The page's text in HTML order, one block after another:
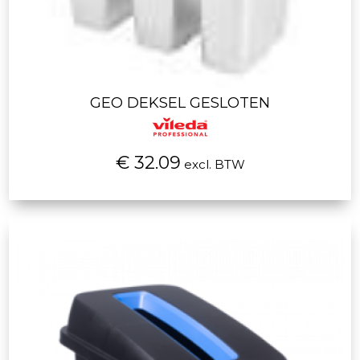
GEO DEKSEL GESLOTEN
€ 32.09 excl. BTW